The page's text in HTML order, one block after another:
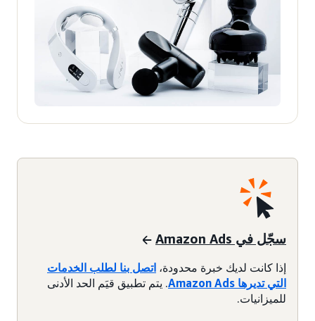
سجّل في Amazon Ads
إذا كانت لديك خبرة محدودة، اتصل بنا لطلب الخدمات
التي تديرها Amazon Ads
. يتم تطبيق قيَم الحد الأدنى
للميزانيات.